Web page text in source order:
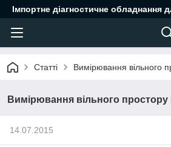
Імпортне діагностичне обладнання
Статті Вимірювання вільного
Вимірювання вільного простору
14.07.2015